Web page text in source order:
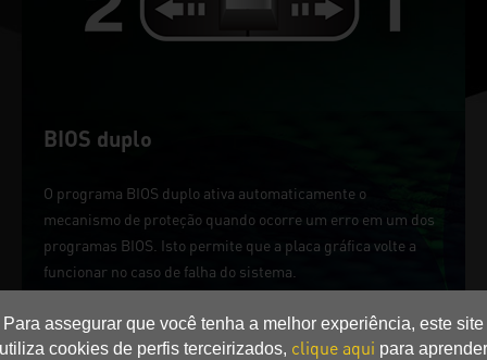
Para assegurar que você tenha a melhor experiência, este site
utiliza cookies de perfis terceirizados, clique aqui para aprender
BIOS duplo
O programa BIOS duplo ativa automaticamente o
mecanismo de proteção quando ocorre um erro em um dos
programas BIOS. Isto permite que a placa gráfica volte a
funcionar no caso de falha do sistema.
BIOS 2: Modo silencioso